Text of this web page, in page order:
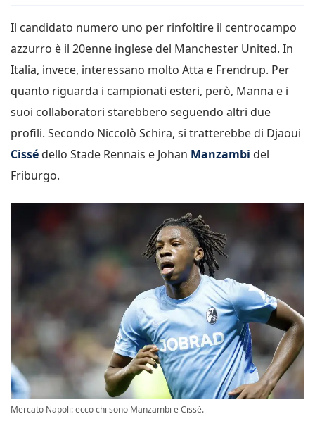
Il candidato numero uno per rinfoltire il centrocampo
azzurro è il 20enne inglese del Manchester United. In
Italia, invece, interessano molto Atta e Frendrup. Per
quanto riguarda i campionati esteri, però, Manna e i
suoi collaboratori starebbero seguendo altri due
profili. Secondo Niccolò Schira, si tratterebbe di Djaoui
Cissé dello Stade Rennais e Johan Manzambi del
Friburgo.
Mercato Napoli: ecco chi sono Manzambi e Cissé.